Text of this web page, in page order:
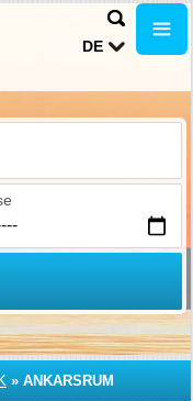
DE
» ANKARSRUM